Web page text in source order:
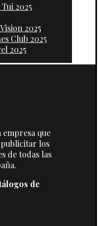
2025
2025
Club 2025
2025
empresa que
los
de todas las
de